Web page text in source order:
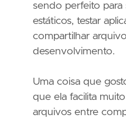
sendo perfeito para
estáticos, testar
compartilhar
desenvolvimento.
Uma coisa que
que ela facilita
arquivos entre